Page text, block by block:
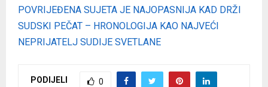
POVRIJEĐENA SUJETA JE NAJOPASNIJA KAD DRŽI
SUDSKI PEČAT – HRONOLOGIJA KAO NAJVEĆI
NEPRIJATELJ SUDIJE SVETLANE
PODIJELI 0